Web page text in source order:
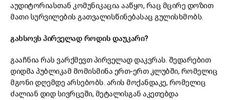
აუდიტორიასთან კომუნიკაცია ააწყო, რაც მცირე დოზით
მათი სურვილების გათვალისწინებასაც გულისხმობს.
გახსოვს პირველად როდის დაუკარი?
გააჩნია რას ვარქმევთ პირველად დაკვრას. შედარებით
დიდმა პუბლიკამ მომისმინა ერთ-ერთ კლუბში, რომელიც
მგონი დღემდე არსებობს. არის მოქანდაკე, რომელიც
ძალიან დიდ სივრცეში, მეტალისგან აკეთებდა